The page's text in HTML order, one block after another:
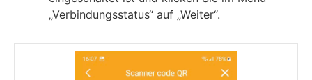
„Verbindungsstatus“ auf „Weiter“.